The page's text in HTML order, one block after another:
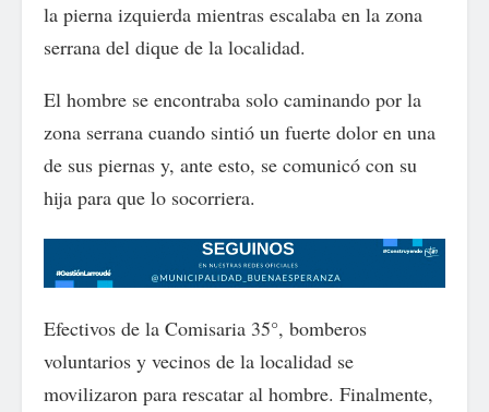
la pierna izquierda mientras escalaba en la zona
serrana del dique de la localidad.
El hombre se encontraba solo caminando por la
zona serrana cuando sintió un fuerte dolor en una
de sus piernas y, ante esto, se comunicó con su
hija para que lo socorriera.
Efectivos de la Comisaria 35°, bomberos
voluntarios y vecinos de la localidad se
movilizaron para rescatar al hombre. Finalmente,